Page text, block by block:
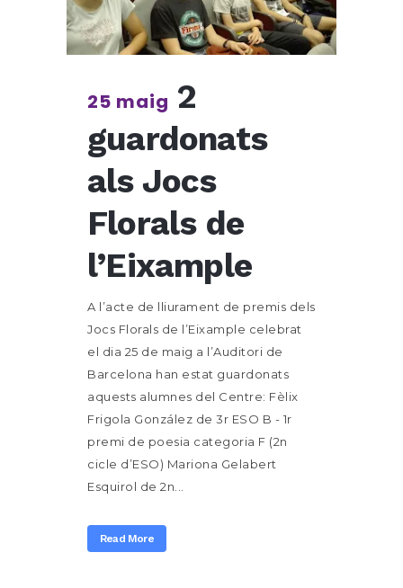
25 maig 2
guardonats
als Jocs
Florals de
l’Eixample
A l’acte de lliurament de premis dels
Jocs Florals de l’Eixample celebrat
el dia 25 de maig a l’Auditori de
Barcelona han estat guardonats
aquests alumnes del Centre: Fèlix
Frigola González de 3r ESO B - 1r
premi de poesia categoria F (2n
cicle d’ESO) Mariona Gelabert
Esquirol de 2n...
Read More